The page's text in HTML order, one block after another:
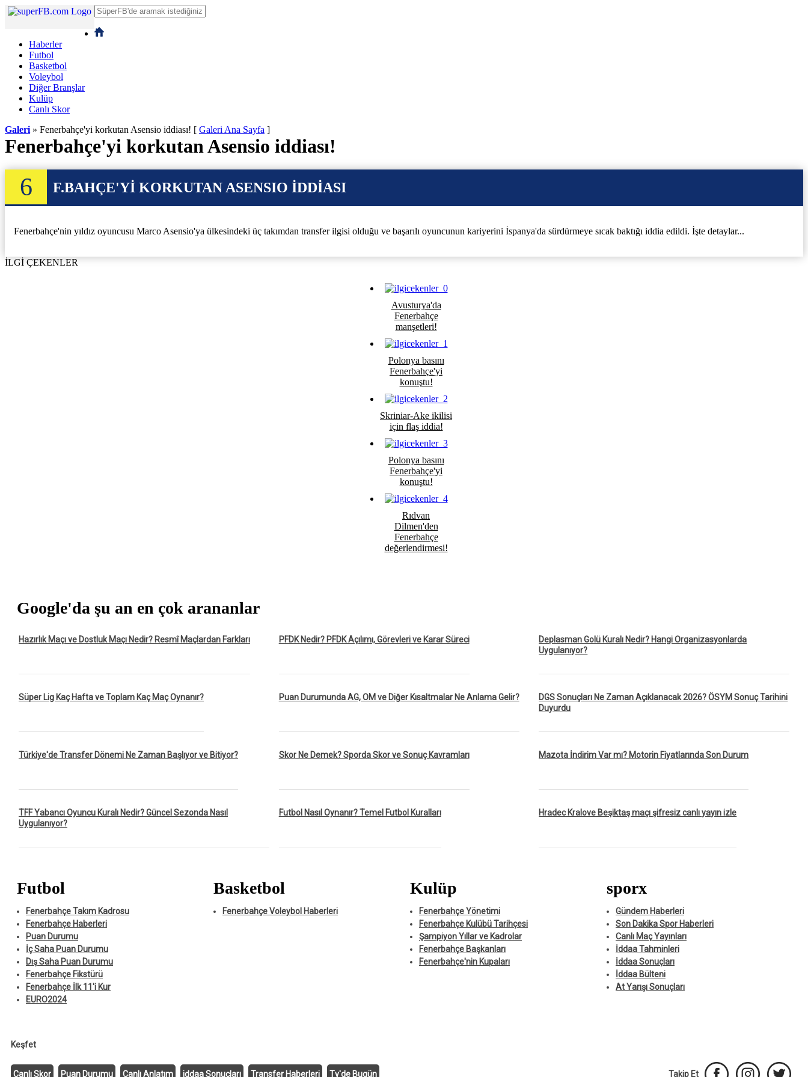
Haberler
Futbol
Basketbol
Voleybol
Diğer Branşlar
Kulüp
Canlı Skor
Galeri » Fenerbahçe'yi korkutan Asensio iddiası! [ Galeri Ana Sayfa ]
Fenerbahçe'yi korkutan Asensio iddiası!
6 F.BAHÇE'Yİ KORKUTAN ASENSIO İDDİASI
Fenerbahçe'nin yıldız oyuncusu Marco Asensio'ya ülkesindeki üç takımdan transfer ilgisi olduğu ve başarılı oyuncunun kariyerini İspanya'da sürdürmeye sıcak baktığı iddia edildi. İşte detaylar...
İLGİ ÇEKENLER
Avusturya'da
Fenerbahçe
manşetleri!
Polonya basını
Fenerbahçe'yi
konuştu!
Skriniar-Ake ikilisi
için flaş iddia!
Polonya basını
Fenerbahçe'yi
konuştu!
Rıdvan
Dilmen'den
Fenerbahçe
değerlendirmesi!
Google'da şu an en çok arananlar
Hazırlık Maçı ve Dostluk Maçı Nedir? Resmî Maçlardan Farkları
Süper Lig Kaç Hafta ve Toplam Kaç Maç Oynanır?
Türkiye'de Transfer Dönemi Ne Zaman Başlıyor ve Bitiyor?
TFF Yabancı Oyuncu Kuralı Nedir? Güncel Sezonda Nasıl
Uygulanıyor?
PFDK Nedir? PFDK Açılımı, Görevleri ve Karar Süreci
Puan Durumunda AG, OM ve Diğer Kısaltmalar Ne Anlama Gelir?
Skor Ne Demek? Sporda Skor ve Sonuç Kavramları
Futbol Nasıl Oynanır? Temel Futbol Kuralları
Deplasman Golü Kuralı Nedir? Hangi Organizasyonlarda
Uygulanıyor?
DGS Sonuçları Ne Zaman Açıklanacak 2026? ÖSYM Sonuç Tarihini
Duyurdu
Mazota İndirim Var mı? Motorin Fiyatlarında Son Durum
Hradec Kralove Beşiktaş maçı şifresiz canlı yayın izle
Futbol
Fenerbahçe Takım Kadrosu
Fenerbahçe Haberleri
Puan Durumu
İç Saha Puan Durumu
Dış Saha Puan Durumu
Fenerbahçe Fikstürü
Fenerbahçe İlk 11'i Kur
EURO2024
Basketbol
Fenerbahçe Voleybol Haberleri
Kulüp
Fenerbahçe Yönetimi
Fenerbahçe Kulübü Tarihçesi
Şampiyon Yıllar ve Kadrolar
Fenerbahçe Başkanları
Fenerbahçe'nin Kupaları
sporx
Gündem Haberleri
Son Dakika Spor Haberleri
Canlı Maç Yayınları
İddaa Tahminleri
İddaa Sonuçları
İddaa Bülteni
At Yarışı Sonuçları
Keşfet
Canlı Skor Puan Durumu Canlı Anlatım iddaa Sonuçları Transfer Haberleri Tv'de Bugün Takip Et